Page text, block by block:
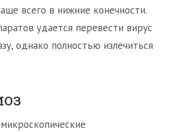
всего в нижние конечности.
удается перевести вирус
однако полностью излечиться